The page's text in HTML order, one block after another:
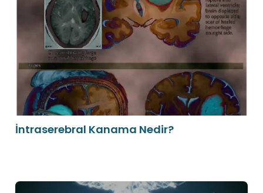
İntraserebral Kanama Nedir?